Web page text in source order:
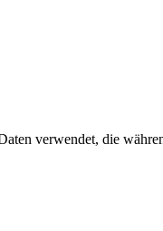
verwendet, die